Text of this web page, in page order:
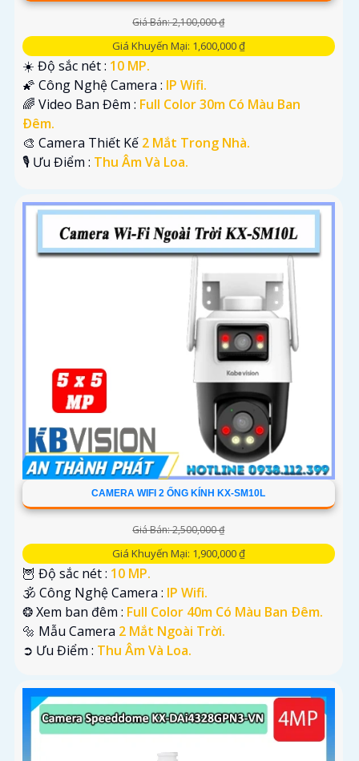
Giá Bán: 2,100,000 ₫
Giá Khuyến Mại: 1,600,000 ₫
☀️ Độ sắc nét : 10 MP.
🌠 Công Nghệ Camera : IP Wifi.
🌈 Video Ban Đêm : Full Color 30m Có Màu Ban
Ðêm.
🎨 Camera Thiết Kế 2 Mắt Trong Nhà.
️🎙 Ưu Điểm : Thu Âm Và Loa.
CAMERA WIFI 2 ỐNG KÍNH KX-SM10L
Giá Bán: 2,500,000 ₫
Giá Khuyến Mại: 1,900,000 ₫
🦉 Độ sắc nét : 10 MP.
🕉️ Công Nghệ Camera : IP Wifi.
❂ Xem ban đêm : Full Color 40m Có Màu Ban Ðêm.
🔩 Mẫu Camera 2 Mắt Ngoài Trời.
️➲ Ưu Điểm : Thu Âm Và Loa.